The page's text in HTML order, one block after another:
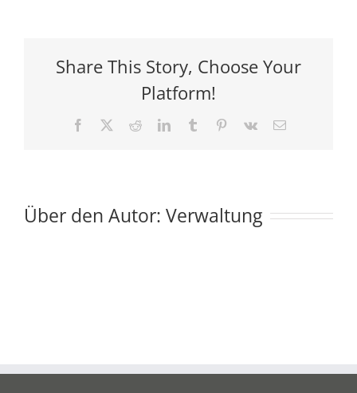
Share This Story, Choose Your
Platform!
Facebook RedditLinkedInTumblr Pinterest
Vk
E-
Über den Autor: Verwaltung